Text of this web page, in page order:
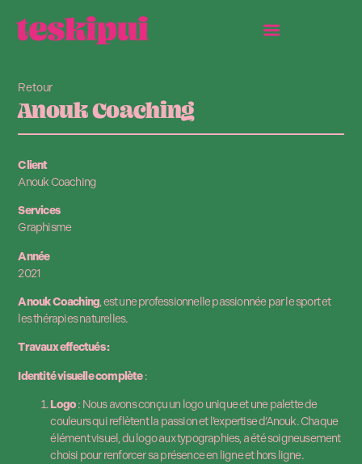
Retour
Anouk Coaching
Client
Anouk Coaching
Services
Graphisme
Année
2021
Anouk Coaching, est une professionnelle passionnée par le sport et
les thérapies naturelles.
Travaux effectués :
Identité visuelle complète:
Logo: Nous avons conçu un logo unique et une palette de
couleurs qui reflètent la passion et l’expertise d’Anouk. Chaque
élément visuel, du logo aux typographies, a été soigneusement
choisi pour renforcer sa présence en ligne et hors ligne.